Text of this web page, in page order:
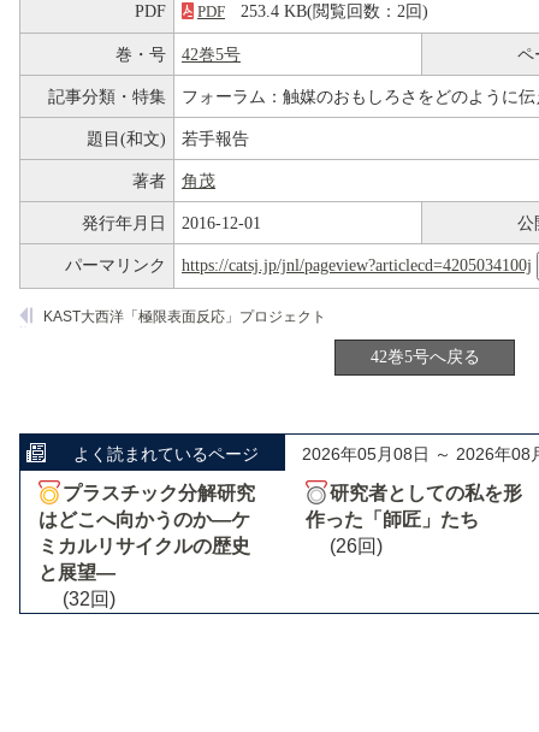
PDF PDF 253.4 KB(閲覧回数：2回)
巻・号 42巻5号 ペ
記事分類・特集 フォーラム：触媒のおもしろさをどのように
題目(和文) 若手報告
著者 角茂
発行年月日 2016-12-01 公
パーマリンク https://catsj.jp/jnl/pageview?articlecd=4205034100j
KAST大西洋「極限表面反応」プロジェクト
42巻5号へ戻る
よく読まれているページ 2026年05月08日 ～ 2026年08
プラスチック分解研究
はどこへ向かうのか―ケ
ミカルリサイクルの歴史
と展望―
(32回)
研究者としての私を形
作った「師匠」たち
(26回)